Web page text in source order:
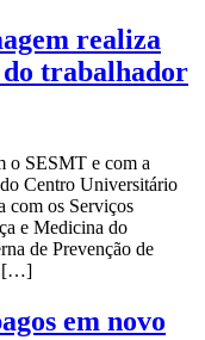
realiza
do trabalhador
o SESMT e com a
Centro Universitário
com os Serviços
e Medicina do
de Prevenção de
[…]
em novo